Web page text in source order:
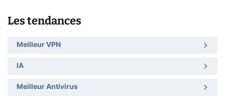
Les tendances
Meilleur VPN
IA
Meilleur Antivirus